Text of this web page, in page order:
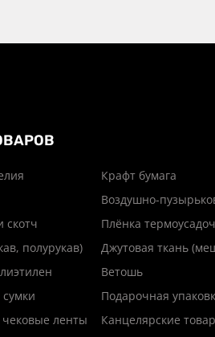
Крафт бумага
Воздушно-
скотч
Плёнка
полурукав)
Джутовая ткань
Ветошь
Подарочная
чековые ленты
Канцелярские